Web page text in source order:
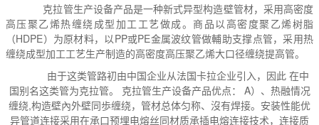
克拉管生产设备产品是一种新式异型构造壁管材，采用高密度
高压聚乙烯热缠绕成型加工工艺做成。商品以高密度聚乙烯树脂
（HDPE）为原材料，以PP或PE金属波纹管做輔助支撑点管，采用热
缠绕成型加工工艺生产制造的高密度高压聚乙烯大口径缠绕提高管。
由于这类管路初由中国企业从法国卡拉企业引入，因此 在中
国别名这类管为克拉管。 克拉管生产设备产品优点： A）、热融情况
缠绕,构造壁內外壁同歩缠绕，管材总体匀称、沒有焊接。安装性能优
异管道连接采用在承口预埋电熔丝同材质承插电熔连接技术，连接质